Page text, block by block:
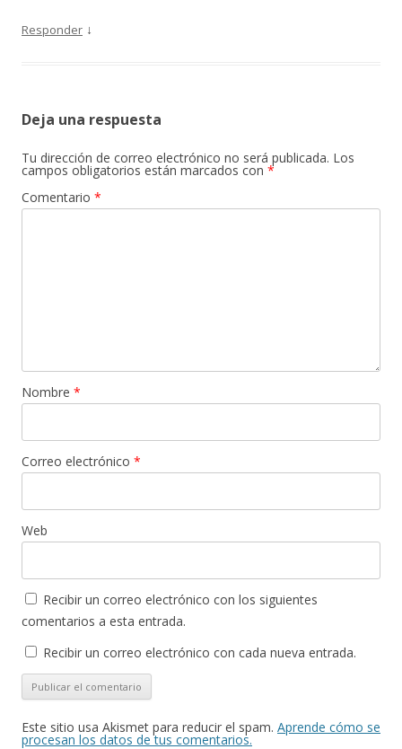
Responder ↓
Deja una respuesta
Tu dirección de correo electrónico no será publicada. Los
campos obligatorios están marcados con *
Comentario *
Nombre *
Correo electrónico *
Web
Recibir un correo electrónico con los siguientes
comentarios a esta entrada.
Recibir un correo electrónico con cada nueva entrada.
Este sitio usa Akismet para reducir el spam. Aprende cómo se
procesan los datos de tus comentarios.